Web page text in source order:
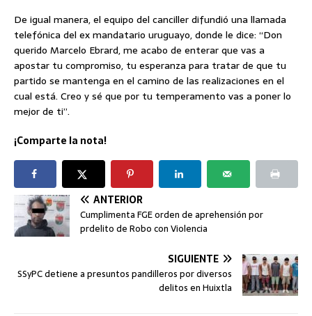
De igual manera, el equipo del canciller difundió una llamada
telefónica del ex mandatario uruguayo, donde le dice: “Don
querido Marcelo Ebrard, me acabo de enterar que vas a
apostar tu compromiso, tu esperanza para tratar de que tu
partido se mantenga en el camino de las realizaciones en el
cual está. Creo y sé que por tu temperamento vas a poner lo
mejor de ti”.
¡Comparte la nota!
ANTERIOR
Cumplimenta FGE orden de aprehensión por
prdelito de Robo con Violencia
SIGUIENTE
SSyPC detiene a presuntos pandilleros por diversos
delitos en Huixtla